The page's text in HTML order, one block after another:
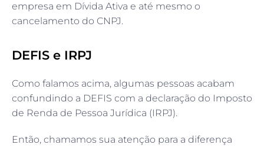
empresa em Dívida Ativa e até mesmo o
cancelamento do CNPJ.
DEFIS e IRPJ
Como falamos acima, algumas pessoas acabam
confundindo a DEFIS com a declaração do Imposto
de Renda de Pessoa Jurídica (IRPJ).
Então, chamamos sua atenção para a diferença